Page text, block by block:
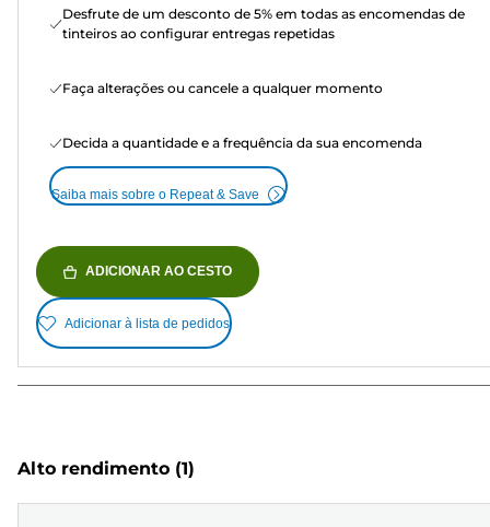
Desfrute de um desconto de 5% em todas as encomendas de
tinteiros ao configurar entregas repetidas
Faça alterações ou cancele a qualquer momento
Decida a quantidade e a frequência da sua encomenda
Saiba mais sobre o Repeat & Save
ADICIONAR AO CESTO
Adicionar à lista de pedidos
Alto rendimento (1)